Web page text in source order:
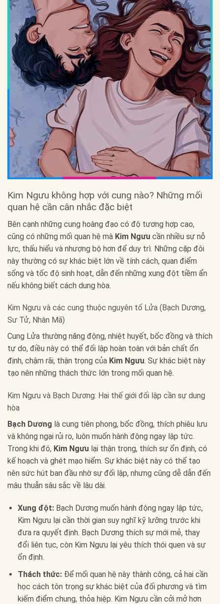
Kim Ngưu không hợp với cung nào? Những mối
quan hệ cần cân nhắc đặc biệt
Bên cạnh những cung hoàng đạo có độ tương hợp cao,
cũng có những mối quan hệ mà Kim Ngưu cần nhiều sự nỗ
lực, thấu hiểu và nhượng bộ hơn để duy trì. Những cặp đôi
này thường có sự khác biệt lớn về tính cách, quan điểm
sống và tốc độ sinh hoạt, dẫn đến những xung đột tiềm ẩn
nếu không biết cách dung hòa.
Kim Ngưu và các cung thuộc nguyên tố Lửa (Bạch Dương,
Sư Tử, Nhân Mã)
Cung Lửa thường năng động, nhiệt huyết, bốc đồng và thích
tự do, điều này có thể đối lập hoàn toàn với bản chất ổn
định, chậm rãi, thận trọng của Kim Ngưu. Sự khác biệt này
tạo nên những thách thức lớn trong mối quan hệ.
Kim Ngưu và Bạch Dương: Hai thế giới đối lập cần sự dung
hòa
Bạch Dương là cung tiên phong, bốc đồng, thích phiêu lưu
và không ngại rủi ro, luôn muốn hành động ngay lập tức.
Trong khi đó, Kim Ngưu lại thận trọng, thích sự ổn định, có
kế hoạch và ghét mạo hiểm. Sự khác biệt này có thể tạo
nên sức hút ban đầu nhờ sự đối lập, nhưng cũng dễ dẫn đến
mâu thuẫn sâu sắc về lâu dài.
Xung đột:Bạch Dương muốn hành động ngay lập tức,
Kim Ngưu lại cần thời gian suy nghĩ kỹ lưỡng trước khi
đưa ra quyết định. Bạch Dương thích sự mới mẻ, thay
đổi liên tục, còn Kim Ngưu lại yêu thích thói quen và sự
ổn định.
Thách thức:Để mối quan hệ này thành công, cả hai cần
học cách tôn trọng sự khác biệt của đối phương và tìm
kiếm điểm chung, thỏa hiệp. Kim Ngưu cần cởi mở hơn